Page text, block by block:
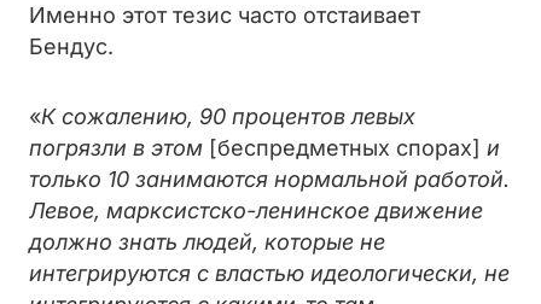
Именно этот тезис часто отстаивает
Бендус.
«К сожалению, 90 процентов левых
погрязли в этом [беспредметных спорах] и
только 10 занимаются нормальной работой.
Левое, марксистско-ленинское движение
должно знать людей, которые не
интегрируются с властью идеологически, не